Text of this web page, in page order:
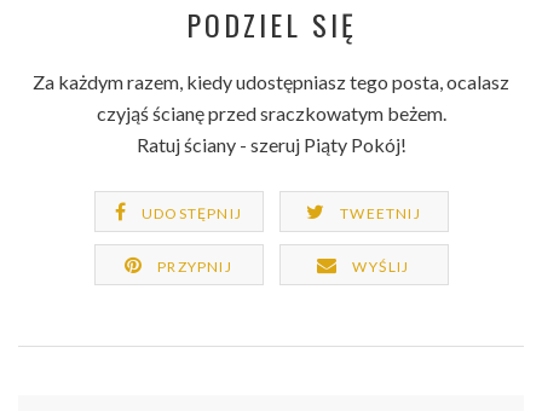
PODZIEL SIĘ
Za każdym razem, kiedy udostępniasz tego posta, ocalasz
czyjąś ścianę przed sraczkowatym beżem.
Ratuj ściany - szeruj Piąty Pokój!
UDOSTĘPNIJ TWEETNIJ
PRZYPNIJ WYŚLIJ